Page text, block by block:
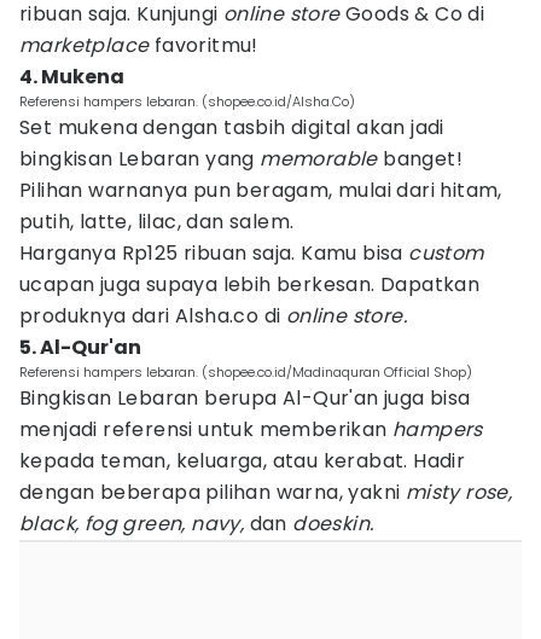
ribuan saja. Kunjungi online storeGoods & Co di
marketplacefavoritmu!
4. Mukena
Referensi hampers lebaran. (shopee.co.id/Alsha.Co)
Set mukena dengan tasbih digital akan jadi
bingkisan Lebaran yang memorable banget!
Pilihan warnanya pun beragam, mulai dari hitam,
putih, latte, lilac, dan salem.
Harganya Rp125 ribuan saja. Kamu bisa custom
ucapan juga supaya lebih berkesan. Dapatkan
produknya dari Alsha.co di online store.
5. Al-Qur'an
Referensi hampers lebaran. (shopee.co.id/Madinaquran Official Shop)
Bingkisan Lebaran berupa Al-Qur'an juga bisa
menjadi referensi untuk memberikan hampers
kepada teman, keluarga, atau kerabat. Hadir
dengan beberapa pilihan warna, yakni misty rose,
black, fog green, navy, dan doeskin.